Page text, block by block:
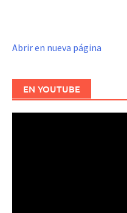
Abrir en nueva página
EN YOUTUBE